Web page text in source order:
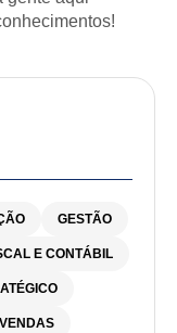
GESTÃO
E CONTÁBIL
VENDAS